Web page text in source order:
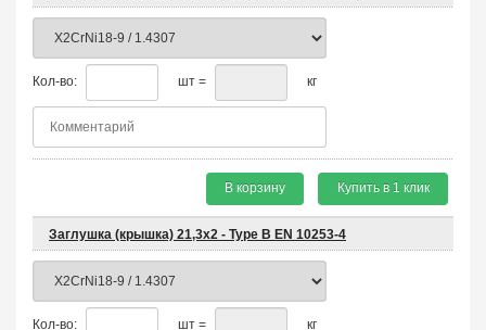
Кол-во: шт = кг
В корзину Купить в 1 клик
Заглушка (крышка) 21,3х2 - Type B EN 10253-4
Кол-во: шт = кг